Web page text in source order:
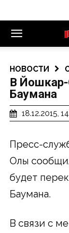
НОВОСТИ
В
Баумана
18.12.2015,
Пресс-
Олы
будет
Баумана.
В связи с